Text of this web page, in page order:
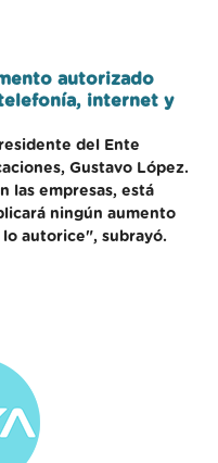
autorizado
internet y
del Ente
Gustavo López.
las empresas, está
ningún aumento
lo autorice", subrayó.